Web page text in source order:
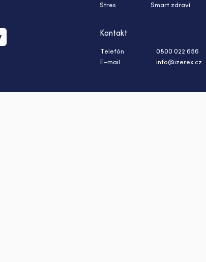
Stres
Smart zdraví
Kontakt
Telefón
0800 022 656
E-mail
info@izerex.cz